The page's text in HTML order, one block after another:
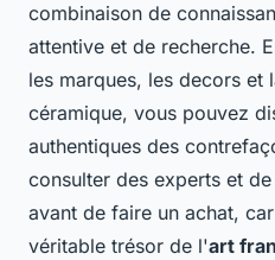
combinaison de
attentive et de recherche.
les marques, les decors et
céramique, vous pouvez
authentiques des
consulter des experts et
avant de faire un achat,
véritable trésor de l'art